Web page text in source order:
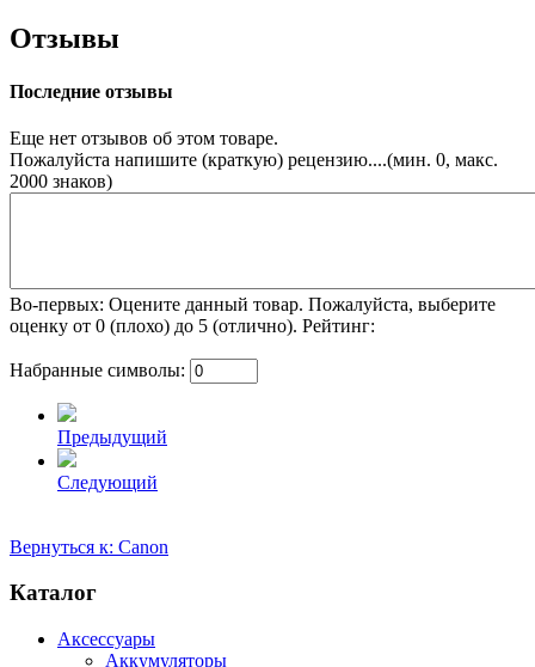
Отзывы
Последние отзывы
Еще нет отзывов об этом товаре.
Пожалуйста напишите (краткую) рецензию....(мин. 0, макс.
2000 знаков)
Во-первых: Оцените данный товар. Пожалуйста, выберите
оценку от 0 (плохо) до 5 (отлично). Рейтинг:
Набранные символы:
Предыдущий
Следующий
Вернуться к: Canon
Каталог
Аксессуары
Аккумуляторы